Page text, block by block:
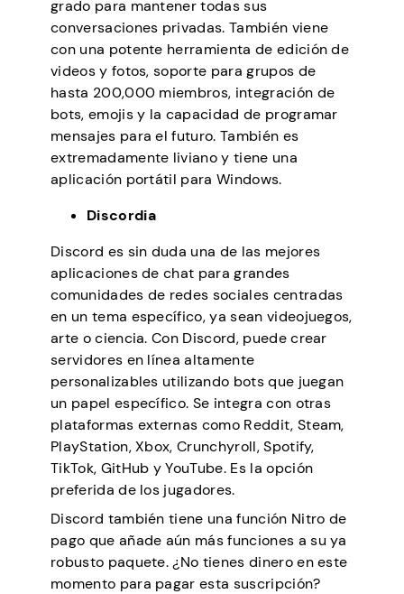
grado para mantener todas sus
conversaciones privadas. También viene
con una potente herramienta de edición de
videos y fotos, soporte para grupos de
hasta 200,000 miembros, integración de
bots, emojis y la capacidad de programar
mensajes para el futuro. También es
extremadamente liviano y tiene una
aplicación portátil para Windows.
Discordia
Discord es sin duda una de las mejores
aplicaciones de chat para grandes
comunidades de redes sociales centradas
en un tema específico, ya sean videojuegos,
arte o ciencia. Con Discord, puede crear
servidores en línea altamente
personalizables utilizando bots que juegan
un papel específico. Se integra con otras
plataformas externas como Reddit, Steam,
PlayStation, Xbox, Crunchyroll, Spotify,
TikTok, GitHub y YouTube. Es la opción
preferida de los jugadores.
Discord también tiene una función Nitro de
pago que añade aún más funciones a su ya
robusto paquete. ¿No tienes dinero en este
momento para pagar esta suscripción?